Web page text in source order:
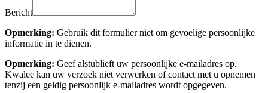
Bericht
Opmerking: Gebruik dit formulier niet om gevoelige persoonlijke
informatie in te dienen.
Opmerking: Geef alstublieft uw persoonlijke e-mailadres op.
Kwalee kan uw verzoek niet verwerken of contact met u opnemen
tenzij een geldig persoonlijk e-mailadres wordt opgegeven.